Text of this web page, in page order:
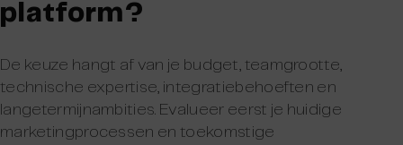
platform?
De keuze hangt af van je budget, teamgrootte,
technische expertise, integratiebehoeften en
langetermijnambities. Evalueer eerst je huidige
marketingprocessen en toekomstige